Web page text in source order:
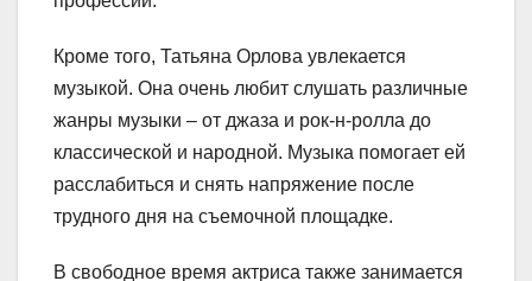
Кроме того, Татьяна Орлова увлекается
музыкой. Она очень любит слушать различные
жанры музыки – от джаза и рок-н-ролла до
классической и народной. Музыка помогает ей
расслабиться и снять напряжение после
трудного дня на съемочной площадке.
В свободное время актриса также занимается